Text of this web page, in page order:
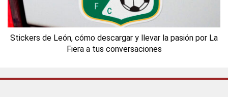
Stickers de León, cómo descargar y llevar la pasión por La
Fiera a tus conversaciones